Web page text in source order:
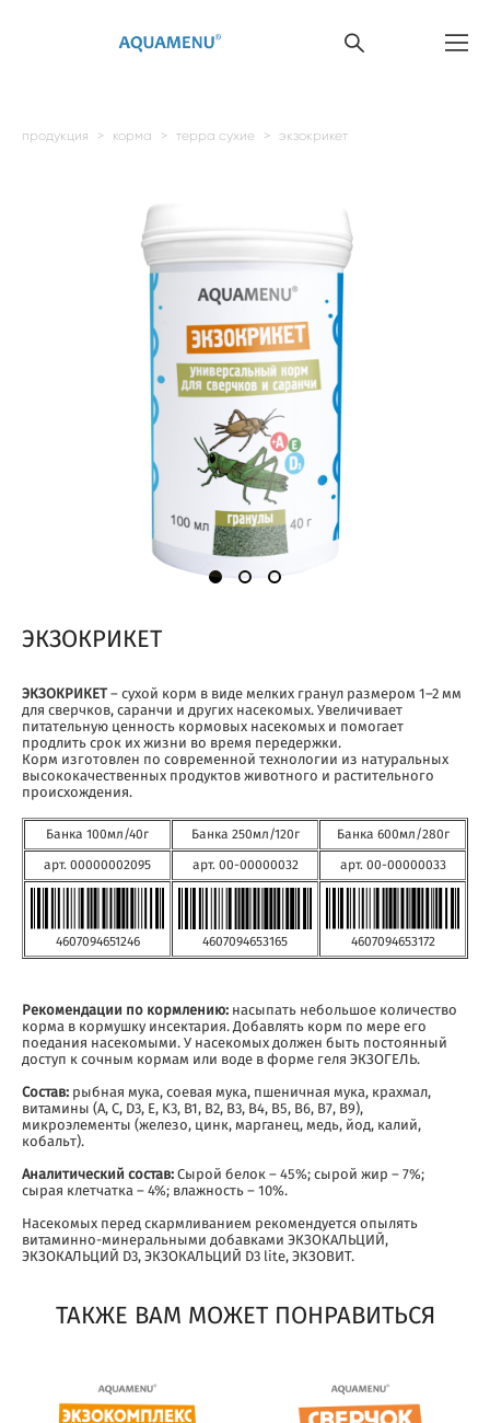
продукция > корма > терра сухие > экзокрикет
ЭКЗОКРИКЕТ
ЭКЗОКРИКЕТ – сухой корм в виде мелких гранул размером 1–2 мм
для сверчков, саранчи и других насекомых. Увеличивает
питательную ценность кормовых насекомых и помогает
продлить срок их жизни во время передержки.
Корм изготовлен по современной технологии из натуральных
высококачественных продуктов животного и растительного
происхождения.
Банка 100мл/40г Банка 250мл/120г Банка 600мл/280г
арт. 00000002095 арт. 00-00000032 арт. 00-00000033
4607094651246 4607094653165 4607094653172
Рекомендации по кормлению: насыпать небольшое количество
корма в кормушку инсектария. Добавлять корм по мере его
поедания насекомыми. У насекомых должен быть постоянный
доступ к сочным кормам или воде в форме геля ЭКЗОГЕЛЬ.
Состав: рыбная мука, соевая мука, пшеничная мука, крахмал,
витамины (A, C, D3, E, K3, B1, B2, B3, B4, B5, B6, B7, B9),
микроэлементы (железо, цинк, марганец, медь, йод, калий,
кобальт).
Аналитический состав: Сырой белок – 45%; сырой жир – 7%;
сырая клетчатка – 4%; влажность – 10%.
Насекомых перед скармливанием рекомендуется опылять
витаминно-минеральными добавками ЭКЗОКАЛЬЦИЙ,
ЭКЗОКАЛЬЦИЙ D3, ЭКЗОКАЛЬЦИЙ D3 lite, ЭКЗОВИТ.
ТАКЖЕ ВАМ МОЖЕТ ПОНРАВИТЬСЯ